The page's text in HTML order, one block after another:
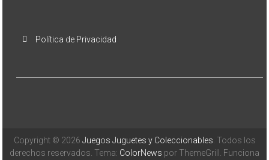
Política de Privacidad
Copyright © 2026 Juegos Juguetes y Coleccionables. Todos los
derechos reservados. Tema: ColorNews por ThemeGrill. Funciona